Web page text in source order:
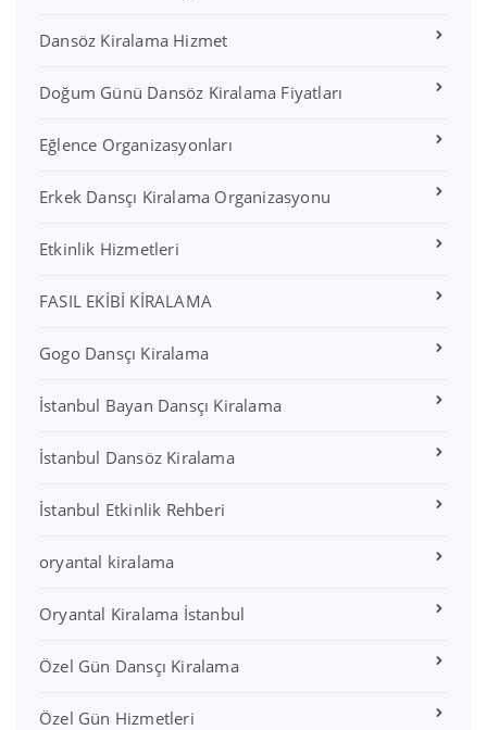
Dansöz Kiralama Hizmet
Doğum Günü Dansöz Kiralama Fiyatları
Eğlence Organizasyonları
Erkek Dansçı Kiralama Organizasyonu
Etkinlik Hizmetleri
FASIL EKİBİ KİRALAMA
Gogo Dansçı Kiralama
İstanbul Bayan Dansçı Kiralama
İstanbul Dansöz Kiralama
İstanbul Etkinlik Rehberi
oryantal kiralama
Oryantal Kiralama İstanbul
Özel Gün Dansçı Kiralama
Özel Gün Hizmetleri